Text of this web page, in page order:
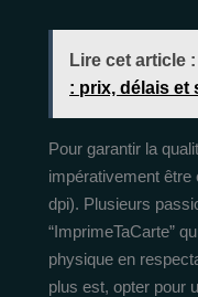
Lire cet article :
: prix, délais et
Pour garantir la
impérativement être
dpi). Plusieurs
“ImprimeTaCarte”
physique en
plus est, opter pour